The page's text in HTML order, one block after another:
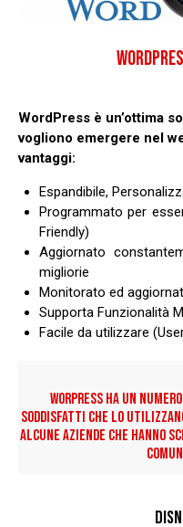
WordPress è un’ottima
vogliono emergere nel
vantaggi:
Espandibile,
Programmato per
Friendly)
Aggiornato
migliorie
Monitorato ed
Supporta Funzionalità
Facile da utilizzare
WORPRESS HA UN
SODDISFATTI CHE LO
ALCUNE AZIENDE CHE HANNO